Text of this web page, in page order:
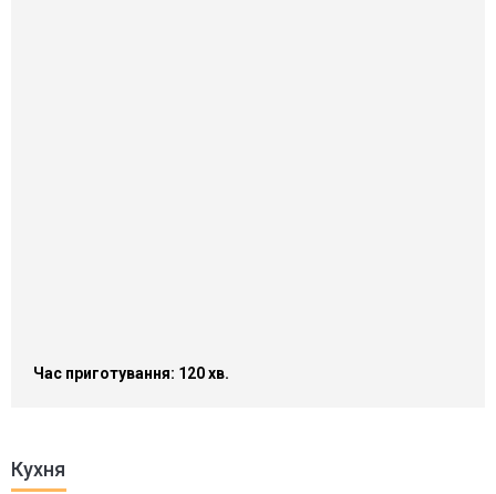
Час приготування: 120 хв.
Кухня